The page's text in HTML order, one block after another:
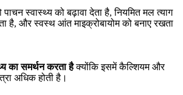
पाचन स्वास्थ्य को बढ़ावा देता है, नियमित मल त्याग
है, और स्वस्थ आंत माइक्रोबायोम को बनाए रखता
का समर्थन करता हैक्योंकि इसमें कैल्शियम और
अधिक होती है।